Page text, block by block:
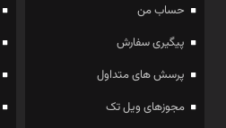
حساب من
پیگیری سفارش
پرسش های متداول
مجوزهای ویل تک